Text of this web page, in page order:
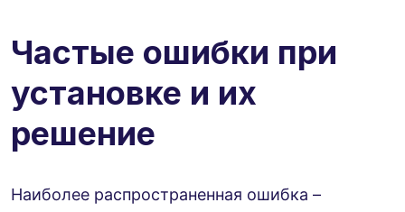
Частые ошибки при
установке и их
решение
Наиболее распространенная ошибка –